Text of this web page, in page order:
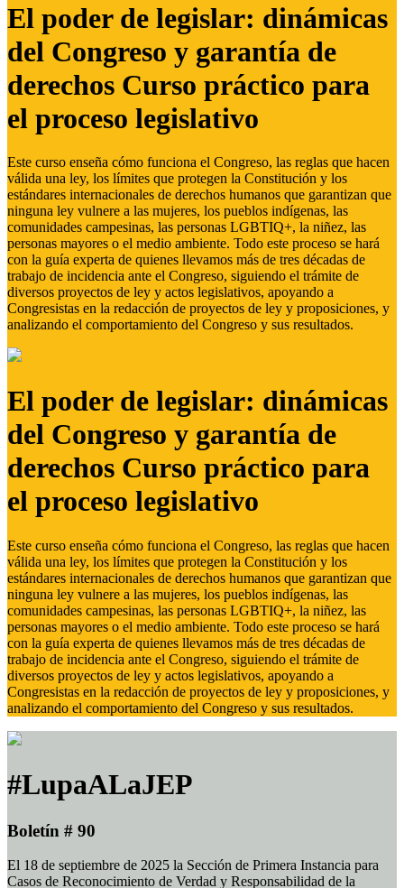
El poder de legislar: dinámicas
del Congreso y garantía de
derechos Curso práctico para
el proceso legislativo
Este curso enseña cómo funciona el Congreso, las reglas que hacen
válida una ley, los límites que protegen la Constitución y los
estándares internacionales de derechos humanos que garantizan que
ninguna ley vulnere a las mujeres, los pueblos indígenas, las
comunidades campesinas, las personas LGBTIQ+, la niñez, las
personas mayores o el medio ambiente. Todo este proceso se hará
con la guía experta de quienes llevamos más de tres décadas de
trabajo de incidencia ante el Congreso, siguiendo el trámite de
diversos proyectos de ley y actos legislativos, apoyando a
Congresistas en la redacción de proyectos de ley y proposiciones, y
analizando el comportamiento del Congreso y sus resultados.
El poder de legislar: dinámicas
del Congreso y garantía de
derechos Curso práctico para
el proceso legislativo
Este curso enseña cómo funciona el Congreso, las reglas que hacen
válida una ley, los límites que protegen la Constitución y los
estándares internacionales de derechos humanos que garantizan que
ninguna ley vulnere a las mujeres, los pueblos indígenas, las
comunidades campesinas, las personas LGBTIQ+, la niñez, las
personas mayores o el medio ambiente. Todo este proceso se hará
con la guía experta de quienes llevamos más de tres décadas de
trabajo de incidencia ante el Congreso, siguiendo el trámite de
diversos proyectos de ley y actos legislativos, apoyando a
Congresistas en la redacción de proyectos de ley y proposiciones, y
analizando el comportamiento del Congreso y sus resultados.
#LupaALaJEP
Boletín # 90
El 18 de septiembre de 2025 la Sección de Primera Instancia para
Casos de Reconocimiento de Verdad y Responsabilidad de la